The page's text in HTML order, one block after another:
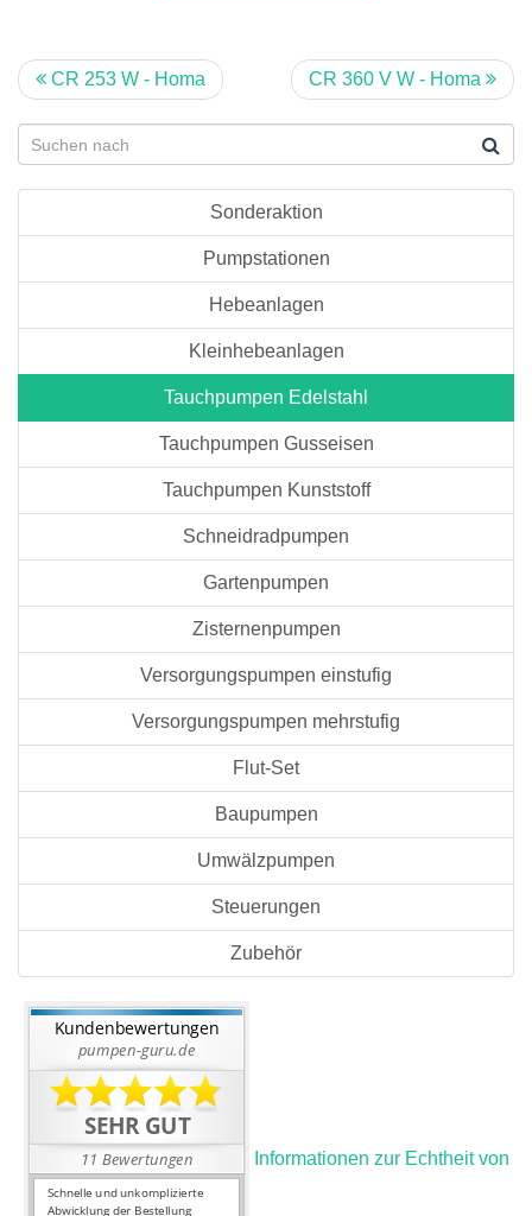
CR 253 W - Homa CR 360 V W - Homa
Sonderaktion
Pumpstationen
Hebeanlagen
Kleinhebeanlagen
Tauchpumpen Edelstahl
Tauchpumpen Gusseisen
Tauchpumpen Kunststoff
Schneidradpumpen
Gartenpumpen
Zisternenpumpen
Versorgungspumpen einstufig
Versorgungspumpen mehrstufig
Flut-Set
Baupumpen
Umwälzpumpen
Steuerungen
Zubehör
Informationen zur Echtheit von